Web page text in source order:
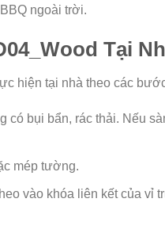
ngoài trời.
Tại
hiện tại nhà theo các
có bụi bẩn, rác thải. Nếu
mép tường.
vào khóa liên kết của vỉ